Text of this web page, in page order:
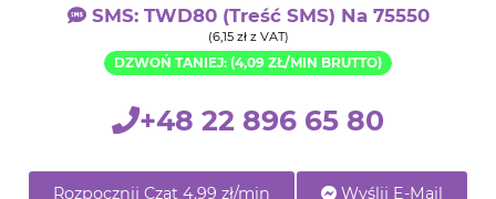
SMS: TWD80 (treść SMS) Na 75550
(6,15 zł z VAT)
DZWOŃ TANIEJ: (4,09 ZŁ/MIN BRUTTO)
+48 22 896 65 80
Rozpocznij Czat 4.99 zł/min Wyślij E-Mail